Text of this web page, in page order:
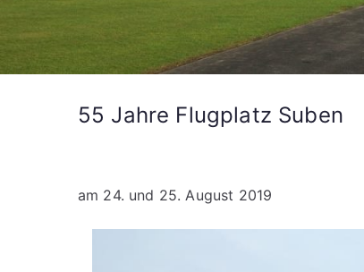
55 Jahre Flugplatz Suben
am 24. und 25. August 2019